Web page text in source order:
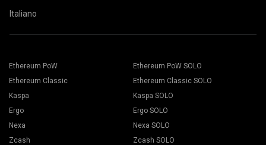
Italiano
Ethereum PoW
Ethereum Classic
Kaspa
Ergo
Nexa
Zcash
Ethereum PoW SOLO
Ethereum Classic SOLO
Kaspa SOLO
Ergo SOLO
Nexa SOLO
Zcash SOLO